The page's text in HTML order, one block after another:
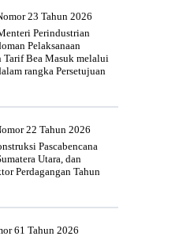
23 Tahun 2026
Perindustrian
Pelaksanaan
Tarif Bea Masuk melalui
rangka Persetujuan
22 Tahun 2026
Pascabencana
Utara, dan
Perdagangan Tahun
61 Tahun 2026